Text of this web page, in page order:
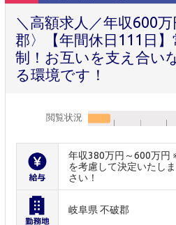
＼高額求人／年収600
郡〉【年間休日111日
制！お互いを支え合い
る環境です！
閲覧状況
年収380万円～600万円
を考慮して決定いたし
さい！
岐阜県 不破郡